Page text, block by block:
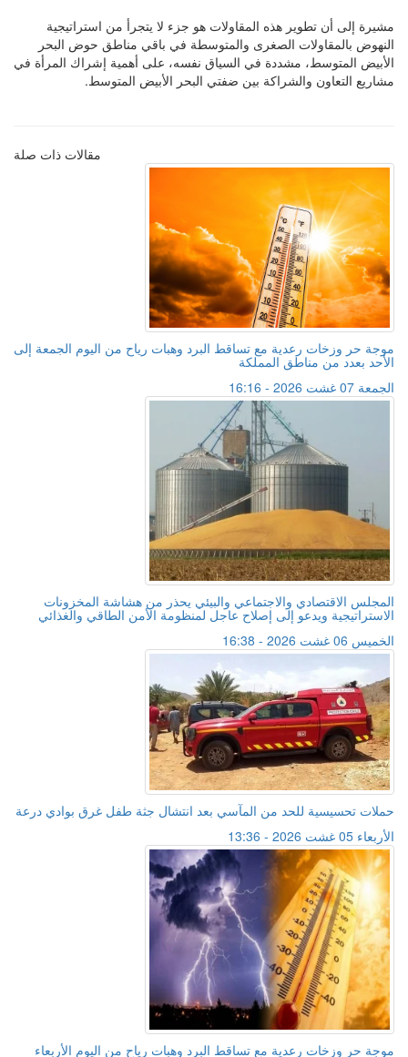
مشيرة إلى أن تطوير هذه المقاولات هو جزء لا يتجرأ من استراتيجية
النهوض بالمقاولات الصغرى والمتوسطة في باقي مناطق حوض البحر
الأبيض المتوسط، مشددة في السياق نفسه، على أهمية إشراك المرأة في
مشاريع التعاون والشراكة بين ضفتي البحر الأبيض المتوسط.
مقالات ذات صلة
موجة حر وزخات رعدية مع تساقط البرد وهبات رياح من اليوم الجمعة إلى
الأحد بعدد من مناطق المملكة
الجمعة 07 غشت 2026 - 16:16
المجلس الاقتصادي والاجتماعي والبيئي يحذر من هشاشة المخزونات
الاستراتيجية ويدعو إلى إصلاح عاجل لمنظومة الأمن الطاقي والغذائي
الخميس 06 غشت 2026 - 16:38
حملات تحسيسية للحد من المآسي بعد انتشال جثة طفل غرق بوادي درعة
الأربعاء 05 غشت 2026 - 13:36
موجة حر وزخات رعدية مع تساقط البرد وهبات رياح من اليوم الأربعاء